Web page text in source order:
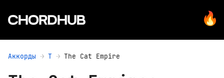
Аккорды T The Cat Empire